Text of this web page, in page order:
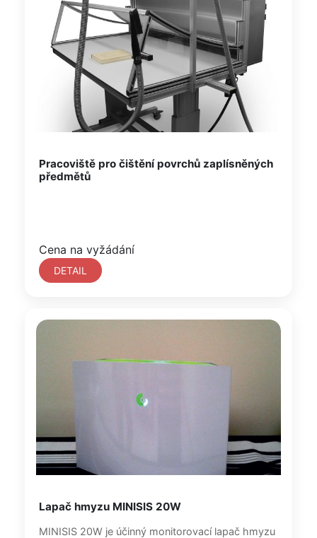
Pracoviště pro čištění povrchů zaplísněných
předmětů
Cena na vyžádání
DETAIL
Lapač hmyzu MINISIS 20W
MINISIS 20W je účinný monitorovací lapač hmyzu